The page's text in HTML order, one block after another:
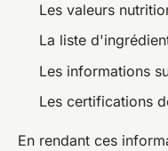
Les valeurs
La liste
Les informations
Les certifications
En rendant ces